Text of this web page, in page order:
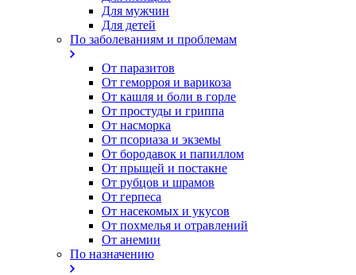
Для мужчин
Для детей
По заболеваниям и проблемам
От паразитов
Oт геморроя и варикоза
От кашля и боли в горле
От простуды и гриппа
От насморка
Oт псориаза и экземы
От бородавок и папиллом
От прыщей и постакне
От рубцов и шрамов
От герпеса
От насекомых и укусов
От похмелья и отравлений
От анемии
По назначению